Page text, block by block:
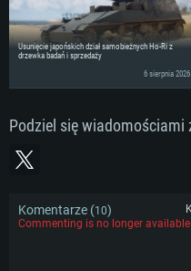
Usunięcie japońskich dział samobieżnych Ho-Ri z
drzewka badań i sprzedaży
6 sierpnia 2026
Podziel się
Komentarze (10)
Commenting is no longer